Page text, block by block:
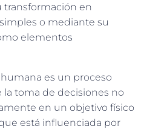
transformación en
o mediante su
elementos
es un proceso
la toma de decisiones no
en un objetivo físico
está influenciada por